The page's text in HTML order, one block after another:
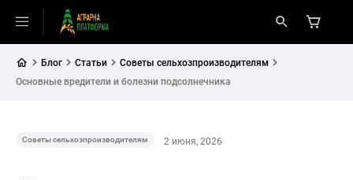
Блог Статьи
Советы сельхозпроизводителям
Основные вредители и болезни подсолнечника
Советы сельхозпроизводителям 2 июня, 2026